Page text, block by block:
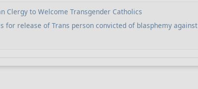
Clergy to Welcome Transgender Catholics
for release of Trans person convicted of blasphemy against
missione
Conclavoscope,
continuare a
e migliorare la